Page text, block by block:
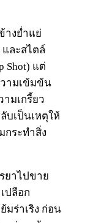
งย่ำแย่
ละสไตล์
Shot) แต่
วามเข้มข้น
มเกรี้ยว
บเป็นเหตุให้
กระทำสิ่ง
ยาไปขาย
ปลือก
ร่าเริง ก่อน